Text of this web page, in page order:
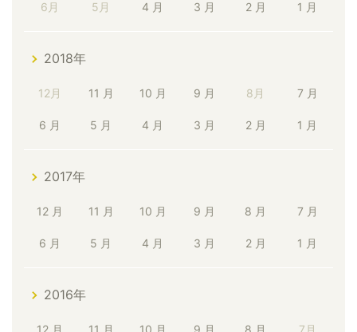
6月 5月 4 月 3 月 2 月 1 月
2018年
12月 11 月 10 月 9 月 8月 7 月
6 月 5 月 4 月 3 月 2 月 1 月
2017年
12 月 11 月 10 月 9 月 8 月 7 月
6 月 5 月 4 月 3 月 2 月 1 月
2016年
12 月 11 月 10 月 9 月 8 月 7月